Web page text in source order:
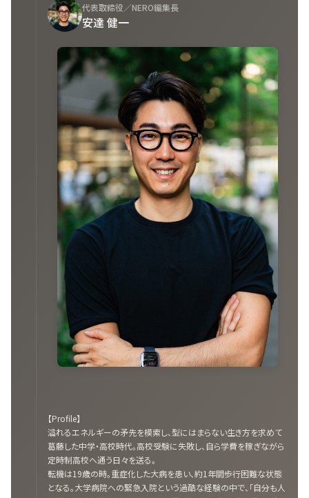
代表取締役／NERO編集長
安達 健一
【Profile】
溢れるエネルギーの矛先を模索し、型にはまらない生き方を求めて
葛藤した中学・高校時代。高校受験に失敗し、自ら学費を稼ぎながら
定時制高校へ通う日々を送る。
転機は19歳の時。重症化した大病を患い、約1年間歩行困難な状態
となる。大学病院への緊急入院という過酷な経験の中で、「自分も人